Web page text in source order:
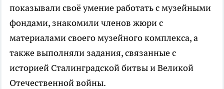
показывали своё умение работать с музейными
фондами, знакомили членов жюри с
материалами своего музейного комплекса, а
также выполняли задания, связанные с
историей Сталинградской битвы и Великой
Отечественной войны.